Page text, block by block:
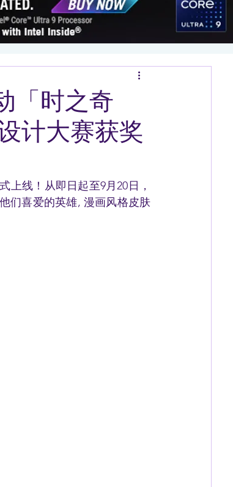
「时之奇
计大赛获奖
上线！从即日起至9月20日，
们喜爱的英雄, 漫画风格皮肤